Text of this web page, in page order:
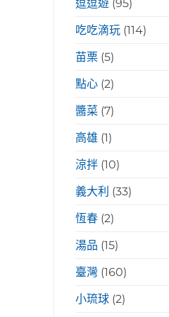
逗逗遊 (95)
吃吃滴玩 (114)
苗栗 (5)
點心 (2)
醬菜 (7)
高雄 (1)
涼拌 (10)
義大利 (33)
恆春 (2)
湯品 (15)
臺灣 (160)
小琉球 (2)